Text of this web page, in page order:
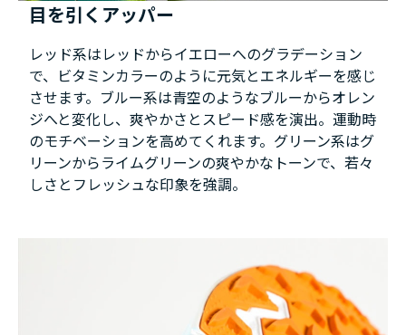
目を引くアッパー
レッド系はレッドからイエローへのグラデーション
で、ビタミンカラーのように元気とエネルギーを感じ
させます。ブルー系は青空のようなブルーからオレン
ジへと変化し、爽やかさとスピード感を演出。運動時
のモチベーションを高めてくれます。グリーン系はグ
リーンからライムグリーンの爽やかなトーンで、若々
しさとフレッシュな印象を強調。